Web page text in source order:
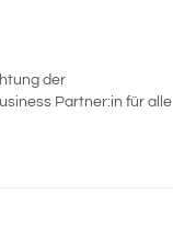
der
Partner:in für alle